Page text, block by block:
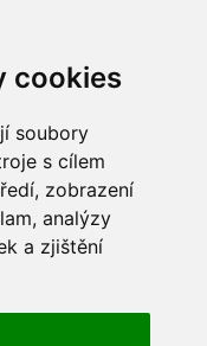
cookies
soubory
s cílem
zobrazení
analýzy
a zjištění